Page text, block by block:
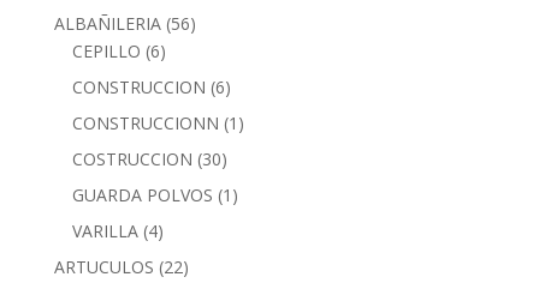
ALBAÑILERIA (56)
CEPILLO (6)
CONSTRUCCION (6)
CONSTRUCCIONN (1)
COSTRUCCION (30)
GUARDA POLVOS (1)
VARILLA (4)
ARTUCULOS (22)